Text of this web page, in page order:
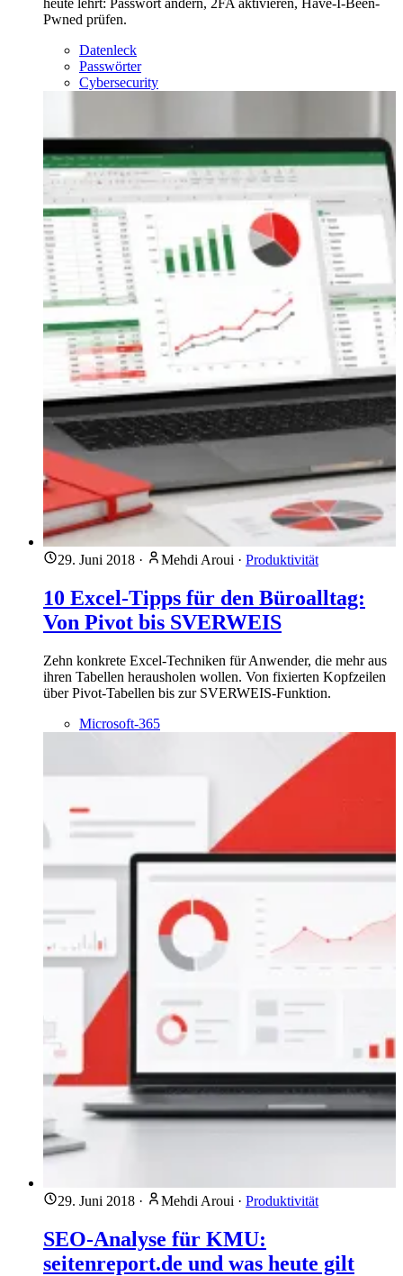
heute lehrt: Passwort ändern, 2FA aktivieren, Have-I-Been-
Pwned prüfen.
Datenleck
Passwörter
Cybersecurity
29. Juni 2018 · Mehdi Aroui · Produktivität
10 Excel-Tipps für den Büroalltag:
Von Pivot bis SVERWEIS
Zehn konkrete Excel-Techniken für Anwender, die mehr aus
ihren Tabellen herausholen wollen. Von fixierten Kopfzeilen
über Pivot-Tabellen bis zur SVERWEIS-Funktion.
Microsoft-365
29. Juni 2018 · Mehdi Aroui · Produktivität
SEO-Analyse für KMU:
seitenreport.de und was heute gilt